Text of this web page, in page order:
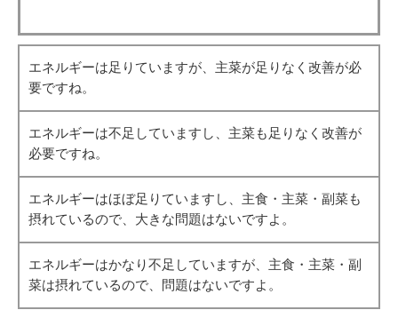
エネルギーは足りていますが、主菜が足りなく改善が必
要ですね。
エネルギーは不足していますし、主菜も足りなく改善が
必要ですね。
エネルギーはほぼ足りていますし、主食・主菜・副菜も
摂れているので、大きな問題はないですよ。
エネルギーはかなり不足していますが、主食・主菜・副
菜は摂れているので、問題はないですよ。